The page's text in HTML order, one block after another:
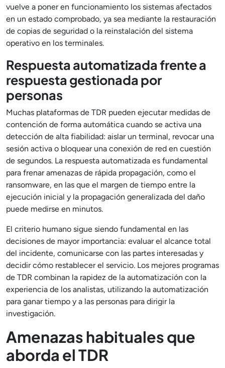
vuelve a poner en funcionamiento los sistemas afectados
en un estado comprobado, ya sea mediante la restauración
de copias de seguridad o la reinstalación del sistema
operativo en los terminales.
Respuesta automatizada frente a
respuesta gestionada por
personas
Muchas plataformas de TDR pueden ejecutar medidas de
contención de forma automática cuando se activa una
detección de alta fiabilidad: aislar un terminal, revocar una
sesión activa o bloquear una conexión de red en cuestión
de segundos. La respuesta automatizada es fundamental
para frenar amenazas de rápida propagación, como el
ransomware, en las que el margen de tiempo entre la
ejecución inicial y la propagación generalizada del daño
puede medirse en minutos.
El criterio humano sigue siendo fundamental en las
decisiones de mayor importancia: evaluar el alcance total
del incidente, comunicarse con las partes interesadas y
decidir cómo restablecer el servicio. Los mejores programas
de TDR combinan la rapidez de la automatización con la
experiencia de los analistas, utilizando la automatización
para ganar tiempo y a las personas para dirigir la
investigación.
Amenazas habituales que
aborda el TDR